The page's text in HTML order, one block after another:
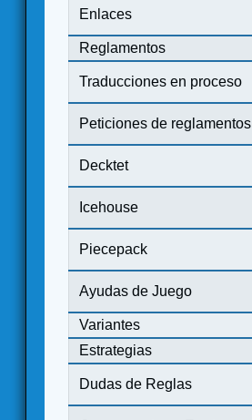
Enlaces
Reglamentos
Traducciones en proceso
Peticiones de reglamentos
Decktet
Icehouse
Piecepack
Ayudas de Juego
Variantes
Estrategias
Dudas de Reglas